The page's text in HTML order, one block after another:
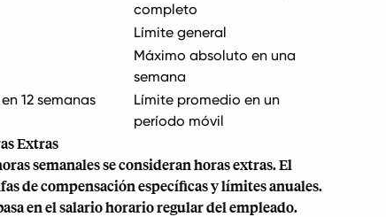
completo
Límite general
Máximo absoluto en una
semana
12 semanas
Límite promedio en un
período móvil
Extras
semanales se consideran horas extras. El
de compensación específicas y límites anuales.
en el salario horario regular del empleado.